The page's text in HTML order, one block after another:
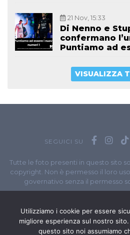
21 Nov, 15:33
Di Nenno e
confermano
Puntiamo ad
VISUALIZZA
SEGUICI SU
Tutte le foto presenti in questo sito
copyright. Non è permesso il loro
governativo senza il permesso
// P.I.
© Copyright 2020-2026 // Web
Utilizziamo i cookie per essere
migliore esperienza sul nostro
questo sito noi assumiamo